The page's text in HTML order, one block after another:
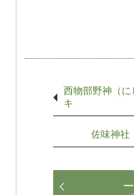
西物部野神（
キ
佐味神社